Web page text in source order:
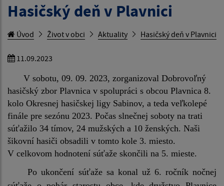
Hasičský deň v Plavnici
Úvod Život v obci Aktuality Hasičský deň v Plavnici
11.09.2023
V sobotu, 09. 09. 2023, zorganizoval Dobrovoľný
hasičský zbor Plavnica v spolupráci s obcou Plavnica 8.
kolo Okresnej hasičskej ligy Sabinov, a teda veľkolepé
finále pre sezónu 2023. Počas slnečnej soboty na trati
súťažilo 34 tímov, 24 mužských a 10 ženských. Naši
šikovní hasiči obsadili v tomto kole 3. miesto.
V celkovom hodnotení súťaže skončili na 5. mieste.
Po ukončení súťaže sa konal už 6. ročník nočnej